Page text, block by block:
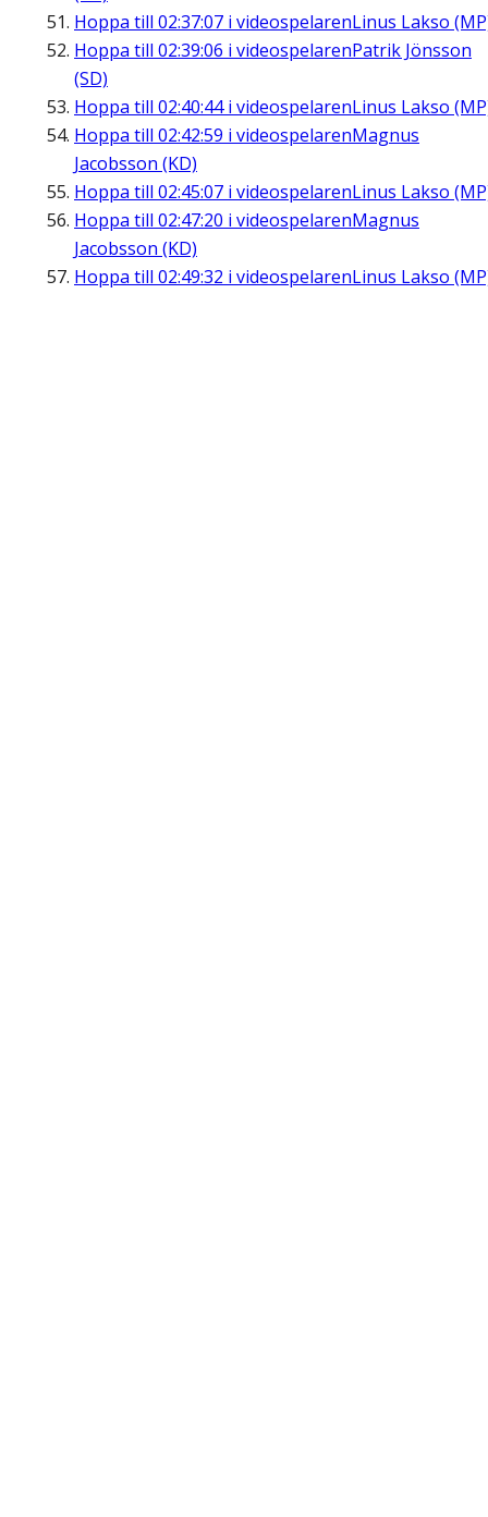
Hoppa till 02:37:07 i videospelarenLinus Lakso
Hoppa till 02:39:06 i videospelarenPatrik Jönsson
(SD)
Hoppa till 02:40:44i videospelarenLinus Lakso
Hoppa till 02:42:59 i videospelarenMagnus
Jacobsson (KD)
Hoppa till 02:45:07 i videospelarenLinus Lakso
Hoppa till 02:47:20 i videospelarenMagnus
Jacobsson (KD)
Hoppa till 02:49:32 i videospelarenLinus Lakso